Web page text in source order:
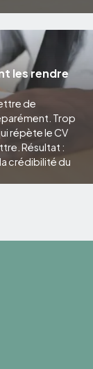
les rendre
de
Trop
répète le CV
Résultat :
crédibilité du